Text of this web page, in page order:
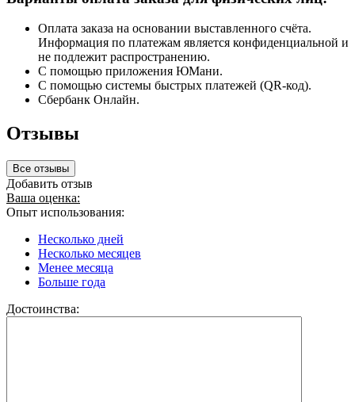
Оплата заказа на основании выставленного счёта.
Информация по платежам является конфиденциальной и
не подлежит распространению.
С помощью приложения ЮМани.
С помощью системы быстрых платежей (QR-код).
Сбербанк Онлайн.
Отзывы
Все отзывы
Добавить отзыв
Ваша оценка:
Опыт использования:
Несколько дней
Несколько месяцев
Менее месяца
Больше года
Достоинства: